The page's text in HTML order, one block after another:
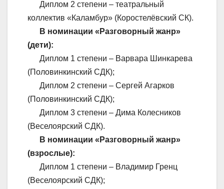
Диплом 2 степени – театральный
коллектив «Каламбур» (Коростелёвский СК).
В номинации «Разговорный жанр»
(дети):
Диплом 1 степени – Варвара Шинкарева
(Половинкинский СДК);
Диплом 2 степени – Сергей Агарков
(Половинкинский СДК);
Диплом 3 степени – Дима Колесников
(Веселоярский СДК).
В номинации «Разговорный жанр»
(взрослые):
Диплом 1 степени – Владимир Гренц
(Веселоярский СДК);